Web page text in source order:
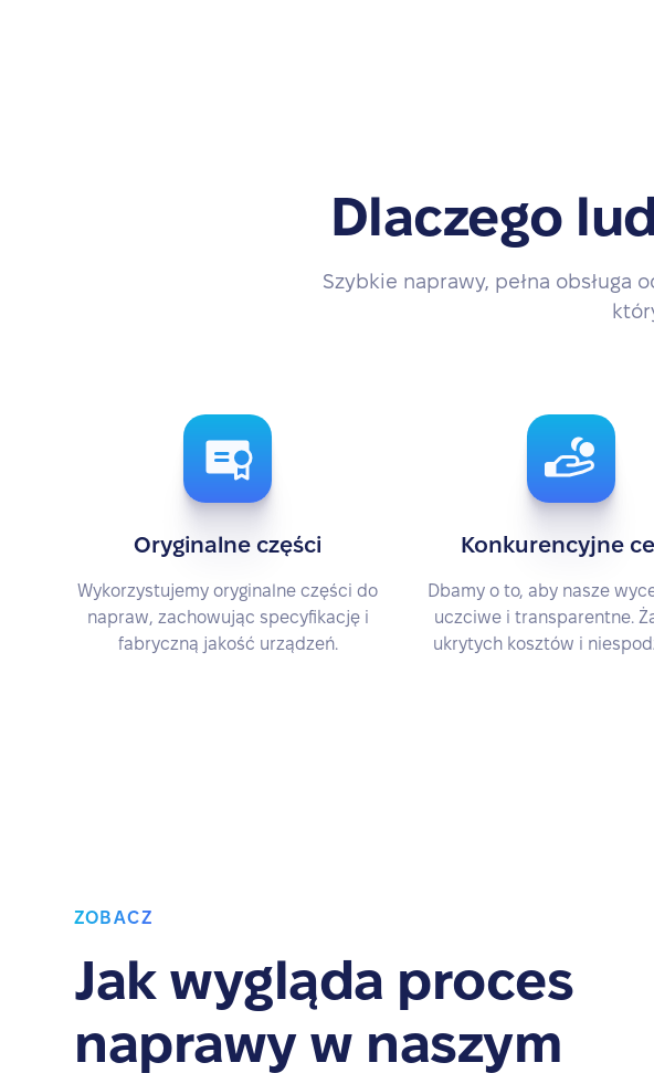
Dlaczego
Szybkie naprawy, pełna obsługa
Oryginalne części
Wykorzystujemy oryginalne części do
napraw, zachowując specyfikację i
fabryczną jakość urządzeń.
Konkurencyjne
Dbamy o to, aby nasze
uczciwe i transparentne.
ukrytych kosztów i
ZOBACZ
Jak wygląda proces
naprawy w naszym